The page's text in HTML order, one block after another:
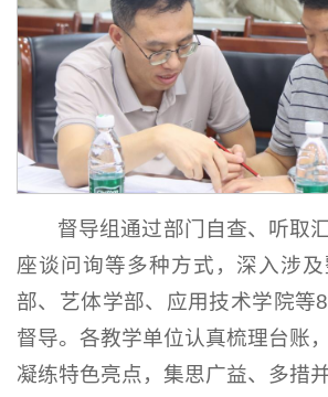
督导组通过部门自查、听取
座谈问询等多种方式，深入涉
部、艺体学部、应用技术学院等
督导。各教学单位认真梳理台账
凝练特色亮点，集思广益、多措